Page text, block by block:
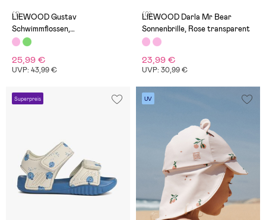
(1)
LIEWOOD Gustav
Schwimmflossen,
Peach/Tuscany Rose
25,99 €
UVP: 43,99 €
(0)
LIEWOOD Darla Mr Bear
Sonnenbrille, Rose transparent
23,99 €
UVP: 30,99 €
Superpreis UV